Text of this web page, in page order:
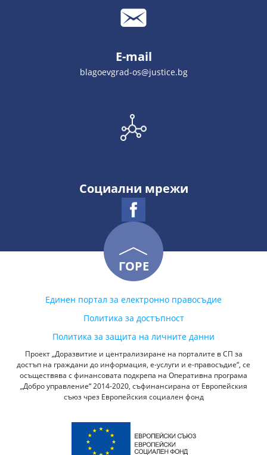
E-mail
blagoevgrad-os@justice.bg
Социални мрежи
ГОРЕ
Единен портал за електронно правосъдие
Политика за достъпност
Политика за защита на личните данни
Проект „Доразвитие и централизиране на порталите в СП за
достъп на граждани до информация, е-услуги и е-правосъдие“, се
осъществява с финансовата подкрепа на Оперативна програма
„Добро управление“ 2014-2020, съфинансирана от Европейския
съюз чрез Европейския социален фонд